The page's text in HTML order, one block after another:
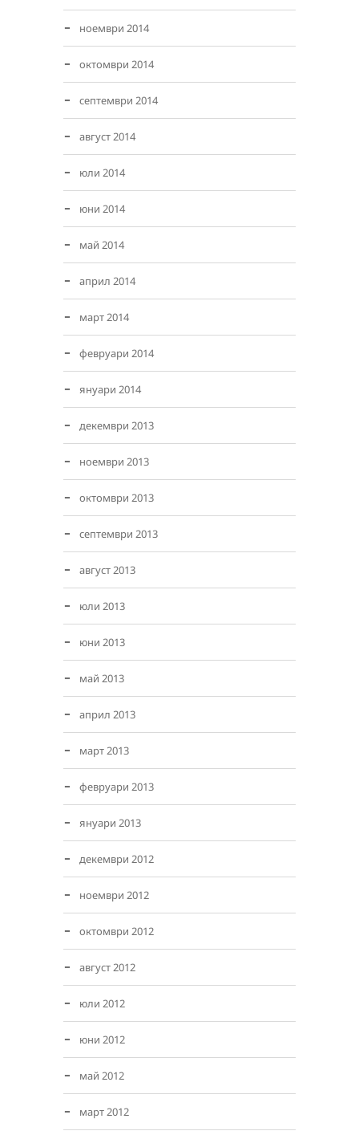
ноември 2014
октомври 2014
септември 2014
август 2014
юли 2014
юни 2014
май 2014
април 2014
март 2014
февруари 2014
януари 2014
декември 2013
ноември 2013
октомври 2013
септември 2013
август 2013
юли 2013
юни 2013
май 2013
април 2013
март 2013
февруари 2013
януари 2013
декември 2012
ноември 2012
октомври 2012
август 2012
юли 2012
юни 2012
май 2012
март 2012